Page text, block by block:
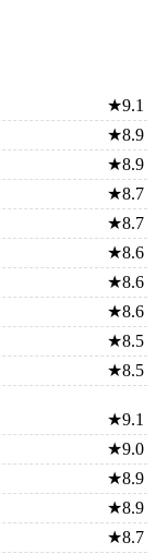
★9.1
★8.9
★8.9
★8.7
★8.7
★8.6
★8.6
★8.6
★8.5
★8.5
★9.1
★9.0
★8.9
★8.9
★8.7